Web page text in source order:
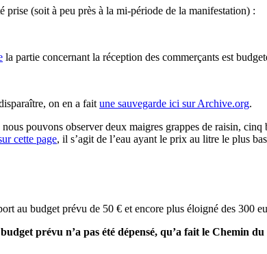
prise (soit à peu près à la mi-période de la manifestation) :
la partie concernant la réception des commerçants est
on en a fait une sauvegarde ici sur Archive.org.
pouvons observer deux maigres grappes de raisin,
cette page, il s’agit de l’eau ayant le prix au litre le plus
au budget prévu de 50 € et encore plus éloigné des 300
prévu n’a pas été dépensé, qu’a fait le Chemin